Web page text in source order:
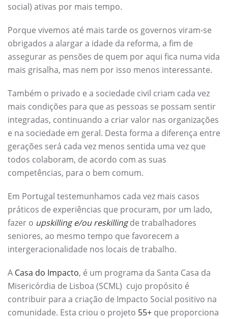
social) ativas por mais tempo.
Porque vivemos até mais tarde os governos viram-se
obrigados a alargar a idade da reforma, a fim de
assegurar as pensões de quem por aqui fica numa vida
mais grisalha, mas nem por isso menos interessante.
Também o privado e a sociedade civil criam cada vez
mais condições para que as pessoas se possam sentir
integradas, continuando a criar valor nas organizações
e na sociedade em geral. Desta forma a diferença entre
gerações será cada vez menos sentida uma vez que
todos colaboram, de acordo com as suas
competências, para o bem comum.
Em Portugal testemunhamos cada vez mais casos
práticos de experiências que procuram, por um lado,
fazer o upskilling e/ou reskillingde trabalhadores
seniores, ao mesmo tempo que favorecem a
intergeracionalidade nos locais de trabalho.
A Casa do Impacto, é um programa da Santa Casa da
Misericórdia de Lisboa (SCML) cujo propósito é
contribuir para a criação de Impacto Social positivo na
comunidade. Esta criou o projeto 55+ que proporciona